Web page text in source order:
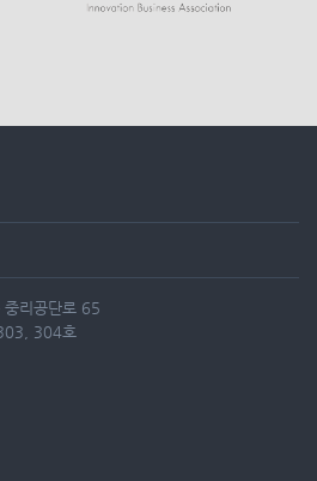
중리공단로 65
304호